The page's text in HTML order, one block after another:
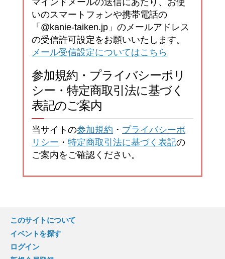
いのスマートフォンや携帯電話の
「@kanie-taiken.jp」のメールアドレス
の受信許可設定をお願いいたします。
メール受信設定についてはこちら
参加規約・プライバシーポリ
シー・特定商取引法に基づく
表記のご案内
当サイトの参加規約 ・ プライバシーポ
リシー ・ 特定商取引法に基づく表記の
ご案内をご確認ください。
このサイトについて
イベントを探す
ログイン